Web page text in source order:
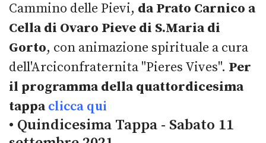
Cammino delle Pievi, da Prato Carnico a
Cella di Ovaro Pieve di S.Maria di
Gorto, con animazione spirituale a cura
dell'Arciconfraternita "Pieres Vives". Per
il programma della quattordicesima
tappaclicca qui
• Quindicesima Tappa - Sabato 11